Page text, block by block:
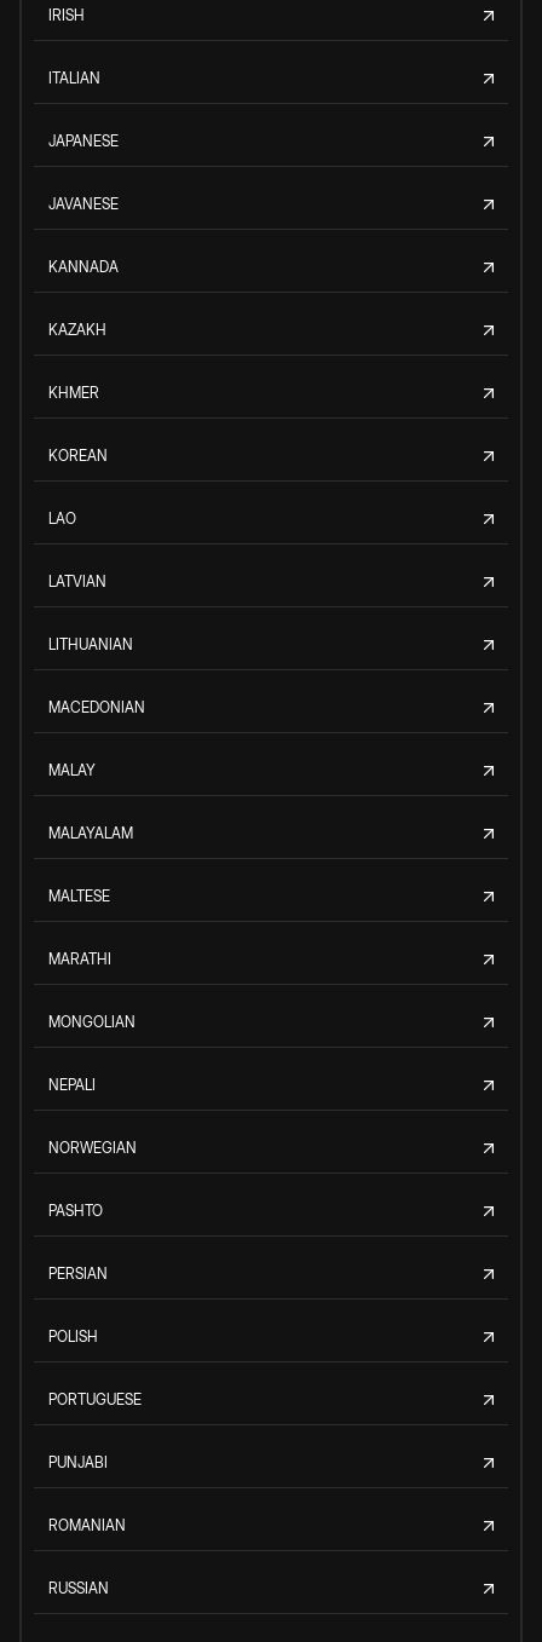
IRISH
ITALIAN
JAPANESE
JAVANESE
KANNADA
KAZAKH
KHMER
KOREAN
LAO
LATVIAN
LITHUANIAN
MACEDONIAN
MALAY
MALAYALAM
MALTESE
MARATHI
MONGOLIAN
NEPALI
NORWEGIAN
PASHTO
PERSIAN
POLISH
PORTUGUESE
PUNJABI
ROMANIAN
RUSSIAN